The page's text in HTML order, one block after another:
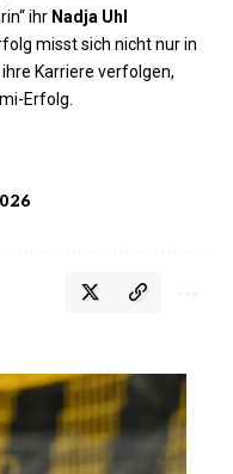
ihr Nadja Uhl
misst sich nicht nur in
Karriere verfolgen,
Erfolg.